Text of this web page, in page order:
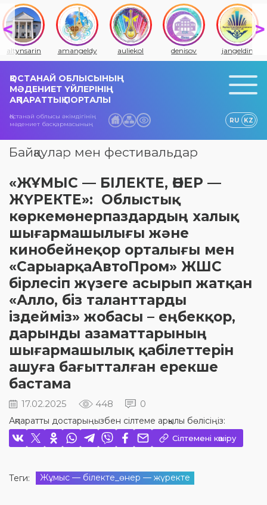
altynsarin amangeldy auliekol denisov jangeldin
ҚОСТАНАЙ ОБЛЫСЫНЫҢ
МӘДЕНИЕТ ҮЙЛЕРІНІҢ
АҚПАРАТТЫҚ ПОРТАЛЫ
Қостанай облысы әкімдігінің
мәдениет басқармасының
RU KZ
Байқаулар мен фестивальдар
«ЖҰМЫС — БІЛЕКТЕ, ӨНЕР —
ЖҮРЕКТЕ»: Облыстық
көркемөнерпаздардың халық
шығармашылығы және
кинобейнеқор орталығы мен
«СарыарқаАвтоПром» ЖШС
бірлесіп жүзеге асырып жатқан
«Алло, біз таланттарды
іздейміз» жобасы – еңбекқор,
дарынды азаматтарының
шығармашылық қабілеттерін
ашуға бағытталған ерекше
бастама
17.02.2025 448 0
Ақпаратты достарыңызбен сілтеме арқылы бөлісіңіз:
Сілтемені көшіру
Теги: Жұмыс — білекте_өнер — жүректе